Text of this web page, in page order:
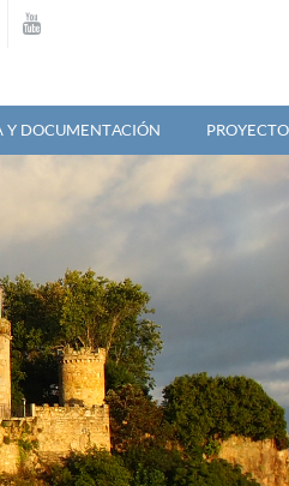
Y DOCUMENTACIÓN